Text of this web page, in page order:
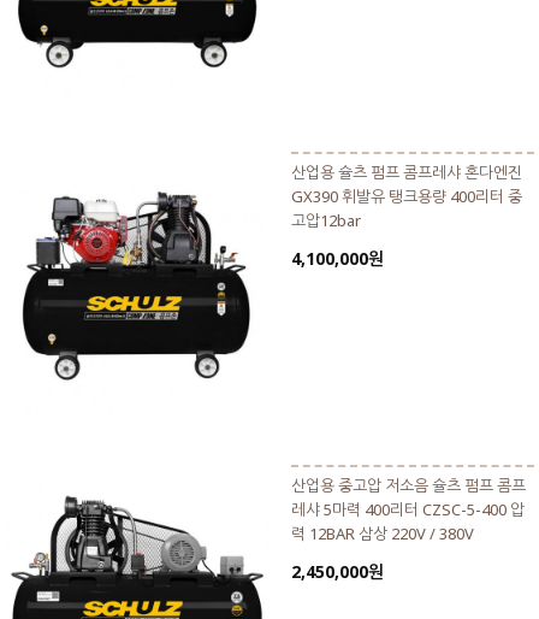
산업용 슐츠 펌프 콤프레샤 혼다엔진
GX390 휘발유 탱크용량 400리터 중
고압12bar
4,100,000원
산업용 중고압 저소음 슐츠 펌프 콤프
레샤 5마력 400리터 CZSC-5-400 압
력 12BAR 삼상 220V / 380V
2,450,000원